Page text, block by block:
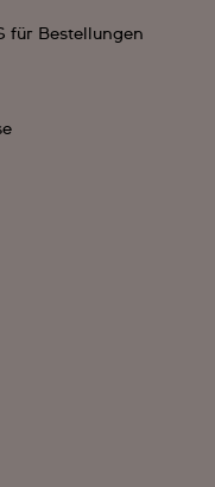
für Bestellungen